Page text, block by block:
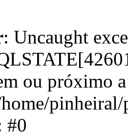
: Uncaught
ou próximo
#0